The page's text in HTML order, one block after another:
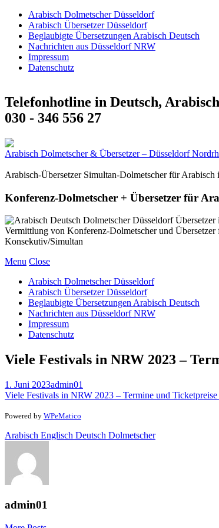
Arabisch Dolmetscher Düsseldorf
Arabisch Übersetzer Düsseldorf
Beglaubigte Übersetzungen Arabisch Deutsch
Nachrichten aus Düsseldorf NRW
Impressum
Datenschutz
Telefonhotline in Deutsch,
030 - 346 556 27
Arabisch Dolmetscher & Übersetzer – Düsseldorf
Arabisch-Übersetzer Simultan-Dolmetscher für
Konferenz-Dolmetscher + Übersetzer für
Vermittlung von Konferenz-Dolmetscher und
Konsekutiv/Simultan
Menu Close
Arabisch Dolmetscher Düsseldorf
Arabisch Übersetzer Düsseldorf
Beglaubigte Übersetzungen Arabisch Deutsch
Nachrichten aus Düsseldorf NRW
Impressum
Datenschutz
Viele Festivals in NRW 2023 –
1. Juni 2023admin01
Viele Festivals in NRW 2023 – Termine und Ticketpreise
Powered by WPeMatico
Arabisch Englisch Deutsch Dolmetscher
admin01